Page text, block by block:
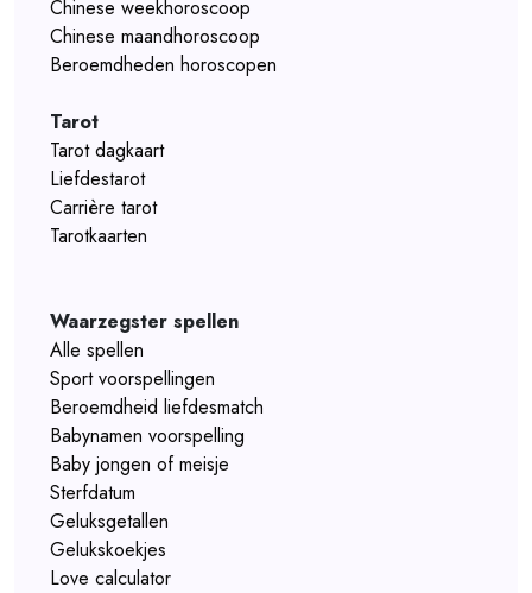
Chinese weekhoroscoop
Chinese maandhoroscoop
Beroemdheden horoscopen
Tarot
Tarot dagkaart
Liefdestarot
Carrière tarot
Tarotkaarten
Waarzegster spellen
Alle spellen
Sport voorspellingen
Beroemdheid liefdesmatch
Babynamen voorspelling
Baby jongen of meisje
Sterfdatum
Geluksgetallen
Gelukskoekjes
Love calculator